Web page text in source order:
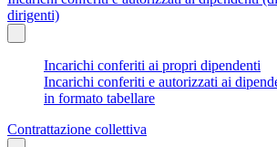
dirigenti)
Incarichi conferiti ai propri dipendenti
Incarichi conferiti e autorizzati ai
in formato tabellare
Contrattazione collettiva